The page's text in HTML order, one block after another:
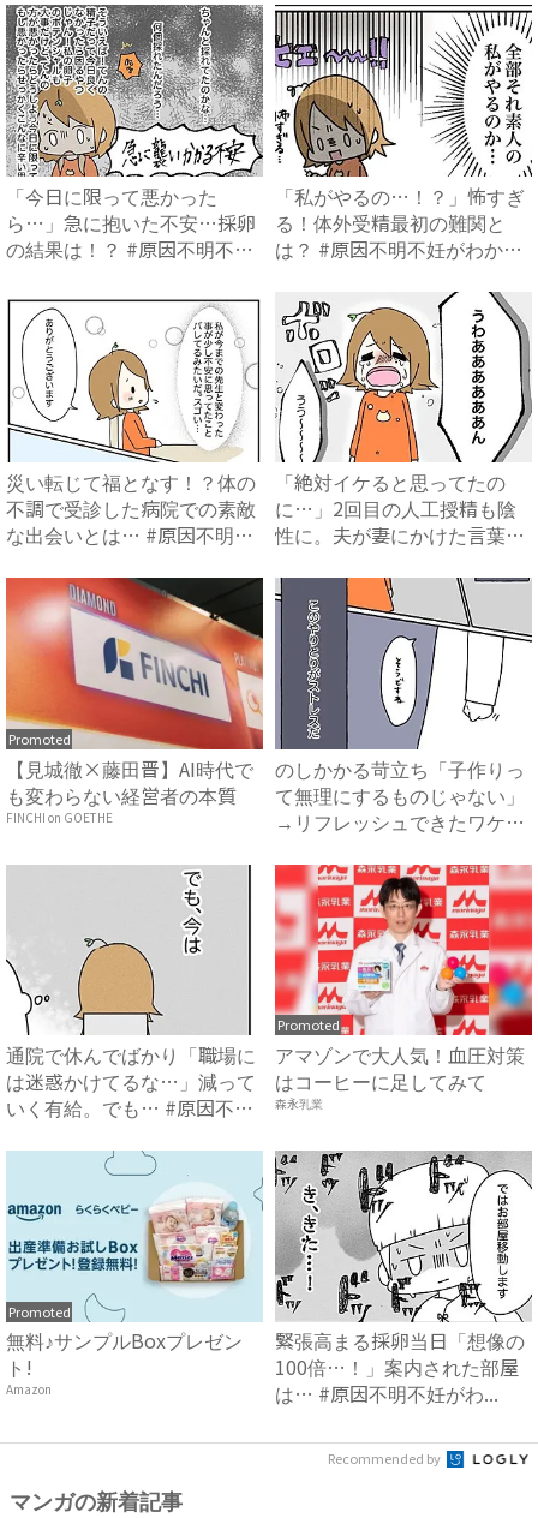
「今日に限って悪かった
ら…」急に抱いた不安…採卵
の結果は！？ #原因不明不妊
「私がやるの…！？」怖すぎ
る！体外受精最初の難関と
は？ #原因不明不妊がわかる
災い転じて福となす！？体の
不調で受診した病院での素敵
な出会いとは… #原因不明
「絶対イケると思ってたの
に…」2回目の人工授精も陰
性に。夫が妻にかけた言葉に
Promoted
【見城徹×藤田晋】AI時代で
も変わらない経営者の本質
FINCHI on GOETHE
のしかかる苛立ち「子作りっ
て無理にするものじゃない」
→リフレッシュできたワケ
通院で休んでばかり「職場に
は迷惑かけてるな…」減って
いく有給。でも… #原因不
Promoted
アマゾンで大人気！血圧対策
はコーヒーに足してみて
森永乳業
Promoted
無料♪サンプルBoxプレゼン
ト!
Amazon
緊張高まる採卵当日「想像の
100倍…！」案内された部屋
は… #原因不明不妊がわ...
Recommended by
マンガの新着記事